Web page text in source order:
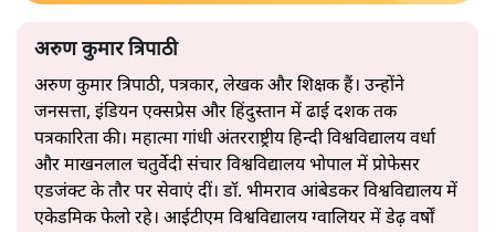
अरुण कुमार त्रिपाठी
अरुण कुमार त्रिपाठी, पत्रकार, लेखक और शिक्षक हैं। उन्होंने
जनसत्ता, इंडियन एक्सप्रेस और हिंदुस्तान में ढाई दशक तक
पत्रकारिता की। महात्मा गांधी अंतरराष्ट्रीय हिन्दी विश्वविद्यालय वर्धा
और माखनलाल चतुर्वेदी संचार विश्वविद्यालय भोपाल में प्रोफेसर
एडजंक्ट के तौर पर सेवाएं दीं। डॉ. भीमराव आंबेडकर विश्वविद्यालय में
एकेडमिक फेलो रहे। आईटीएम विश्वविद्यालय ग्वालियर में डेढ़ वर्षों